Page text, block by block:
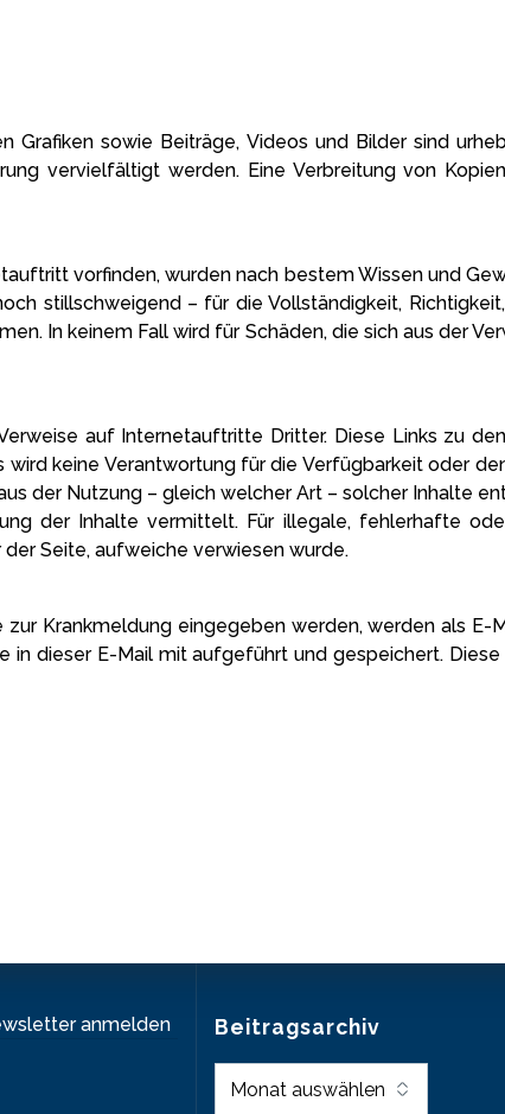
Grafiken sowie Beiträge, Videos und Bilder sind
vervielfältigt werden. Eine Verbreitung von
vorfinden, wurden nach bestem Wissen und
stillschweigend – für die Vollständigkeit,
In keinem Fall wird für Schäden, die sich aus der
auf Internetauftritte Dritter. Diese Links zu
wird keine Verantwortung für die Verfügbarkeit oder
der Nutzung – gleich welcher Art – solcher Inhalte
der Inhalte vermittelt. Für illegale, fehlerhafte
Seite, aufweiche verwiesen wurde.
Krankmeldung eingegeben werden, werden als
in dieser E-Mail mit aufgeführt und gespeichert.
anmelden Beitragsarchiv